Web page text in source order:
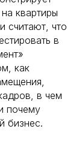
квартиры
считают, что
в
как
в чем
почему
бизнес.